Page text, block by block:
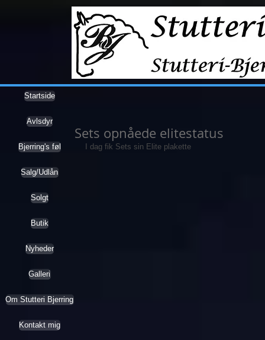
Sets opnåede elitestatus
I dag fik Sets sin Elite plakette
Startside
Avlsdyr
Galleri
Bjerring's føl
Nyheder
Salg/Udlån
Butik
Solgt
Om Stutteri Bjerring
Kontakt mig